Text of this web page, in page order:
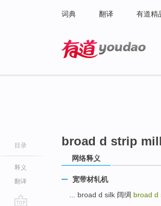
词典 翻译 有道精
目录
释义
翻译
broad d strip mill
网络释义
宽带材轧机
... broad d silk 阔绸 broad d